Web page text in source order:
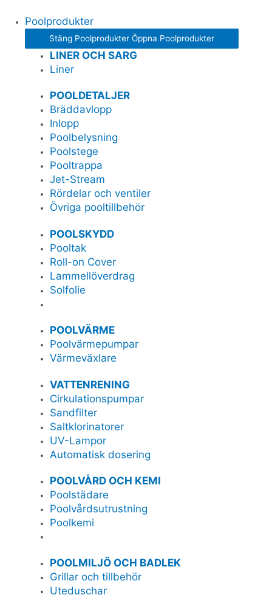
Poolprodukter
Stäng Poolprodukter Öppna Poolprodukter
LINER OCH SARG
Liner
POOLDETALJER
Bräddavlopp
Inlopp
Poolbelysning
Poolstege
Pooltrappa
Jet-Stream
Rördelar och ventiler
Övriga pooltillbehör
POOLSKYDD
Pooltak
Roll-on Cover
Lammellöverdrag
Solfolie
POOLVÄRME
Poolvärmepumpar
Värmeväxlare
VATTENRENING
Cirkulationspumpar
Sandfilter
Saltklorinatorer
UV-Lampor
Automatisk dosering
POOLVÅRD OCH KEMI
Poolstädare
Poolvårdsutrustning
Poolkemi
POOLMILJÖ OCH BADLEK
Grillar och tillbehör
Uteduschar